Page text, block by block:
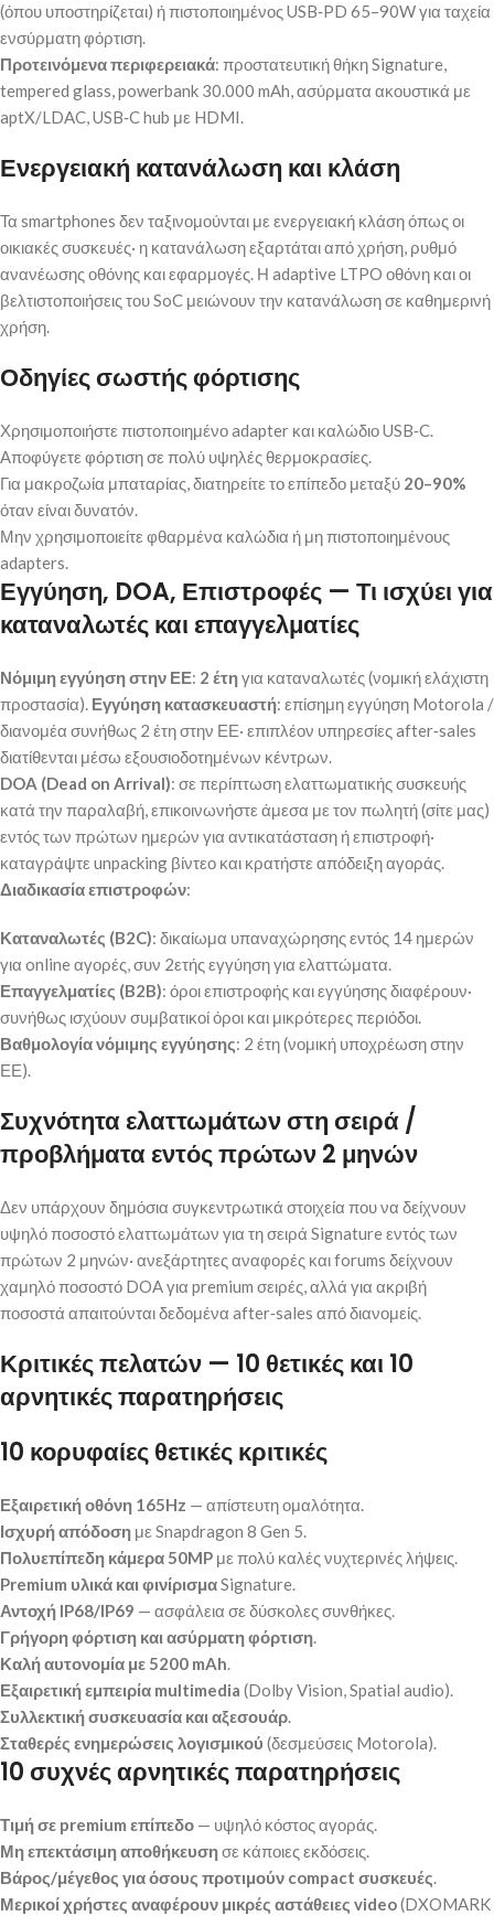
(όπου υποστηρίζεται) ή πιστοποιημένος USB‑PD 65–90W για ταχεία
ενσύρματη φόρτιση.
Προτεινόμενα περιφερειακά: προστατευτική θήκη Signature,
tempered glass, powerbank 30.000 mAh, ασύρματα ακουστικά με
aptX/LDAC, USB‑C hub με HDMI.
Ενεργειακή κατανάλωση και κλάση
Τα smartphones δεν ταξινομούνται με ενεργειακή κλάση όπως οι
οικιακές συσκευές· η κατανάλωση εξαρτάται από χρήση, ρυθμό
ανανέωσης οθόνης και εφαρμογές. Η adaptive LTPO οθόνη και οι
βελτιστοποιήσεις του SoC μειώνουν την κατανάλωση σε καθημερινή
χρήση.
Οδηγίες σωστής φόρτισης
Χρησιμοποιήστε πιστοποιημένο adapter και καλώδιο USB‑C.
Αποφύγετε φόρτιση σε πολύ υψηλές θερμοκρασίες.
Για μακροζωία μπαταρίας, διατηρείτε το επίπεδο μεταξύ 20–90%
όταν είναι δυνατόν.
Μην χρησιμοποιείτε φθαρμένα καλώδια ή μη πιστοποιημένους
adapters.
Εγγύηση, DOA, Επιστροφές — Τι ισχύει για
καταναλωτές και επαγγελματίες
Νόμιμη εγγύηση στην ΕΕ: 2 έτηγια καταναλωτές (νομική ελάχιστη
προστασία). Εγγύηση κατασκευαστή: επίσημη εγγύηση Motorola /
διανομέα συνήθως 2 έτη στην ΕΕ· επιπλέον υπηρεσίες after‑sales
διατίθενται μέσω εξουσιοδοτημένων κέντρων.
DOA (Dead on Arrival): σε περίπτωση ελαττωματικής συσκευής
κατά την παραλαβή, επικοινωνήστε άμεσα με τον πωλητή (σίτε μας)
εντός των πρώτων ημερών για αντικατάσταση ή επιστροφή·
καταγράψτε unpacking βίντεο και κρατήστε απόδειξη αγοράς.
Διαδικασία επιστροφών:
Καταναλωτές (B2C): δικαίωμα υπαναχώρησης εντός 14 ημερών
για online αγορές, συν 2ετής εγγύηση για ελαττώματα.
Επαγγελματίες (B2B): όροι επιστροφής και εγγύησης διαφέρουν·
συνήθως ισχύουν συμβατικοί όροι και μικρότερες περιόδοι.
Βαθμολογία νόμιμης εγγύησης: 2 έτη (νομική υποχρέωση στην
ΕΕ).
Συχνότητα ελαττωμάτων στη σειρά /
προβλήματα εντός πρώτων 2 μηνών
Δεν υπάρχουν δημόσια συγκεντρωτικά στοιχεία που να δείχνουν
υψηλό ποσοστό ελαττωμάτων για τη σειρά Signature εντός των
πρώτων 2 μηνών· ανεξάρτητες αναφορές και forums δείχνουν
χαμηλό ποσοστό DOA για premium σειρές, αλλά για ακριβή
ποσοστά απαιτούνται δεδομένα after‑sales από διανομείς.
Κριτικές πελατών — 10 θετικές και 10
αρνητικές παρατηρήσεις
10 κορυφαίες θετικές κριτικές
Εξαιρετική οθόνη 165Hz — απίστευτη ομαλότητα.
Ισχυρή απόδοση με Snapdragon 8 Gen 5.
Πολυεπίπεδη κάμερα 50MP με πολύ καλές νυχτερινές λήψεις.
Premium υλικά και φινίρισμαSignature.
Αντοχή IP68/IP69 — ασφάλεια σε δύσκολες συνθήκες.
Γρήγορη φόρτιση και ασύρματη φόρτιση.
Καλή αυτονομία με 5200 mAh.
Εξαιρετική εμπειρία multimedia (Dolby Vision, Spatial audio).
Συλλεκτική συσκευασία και αξεσουάρ.
Σταθερές ενημερώσεις λογισμικού (δεσμεύσεις Motorola).
10 συχνές αρνητικές παρατηρήσεις
Τιμή σε premium επίπεδο — υψηλό κόστος αγοράς.
Μη επεκτάσιμη αποθήκευσησε κάποιες εκδόσεις.
Βάρος/μέγεθος για όσους προτιμούν compact συσκευές.
Μερικοί χρήστες αναφέρουν μικρές αστάθειες video(DXOMARK